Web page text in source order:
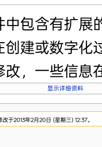
中包含有扩展
创建或数字化
改，一些信息
显示详细资料
于2013年2月20日 (星期三) 12:37。